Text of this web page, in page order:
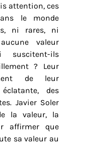
attention, ces
le monde
ni rares, ni
valeur
suscitent-ils
? Leur
de leur
des
Javier Soler
la valeur, la
affirmer que
sa valeur au